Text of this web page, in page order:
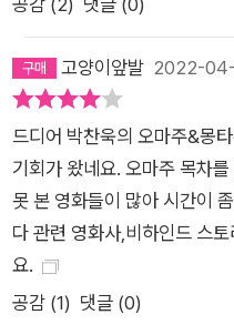
고양이앞발 2022-
드디어 박찬욱의 오마주&몽
기회가 왔네요. 오마주 목차
못 본 영화들이 많아 시간이
다 관련 영화사,비하인드 스
요.
공감 (1) 댓글 (0)